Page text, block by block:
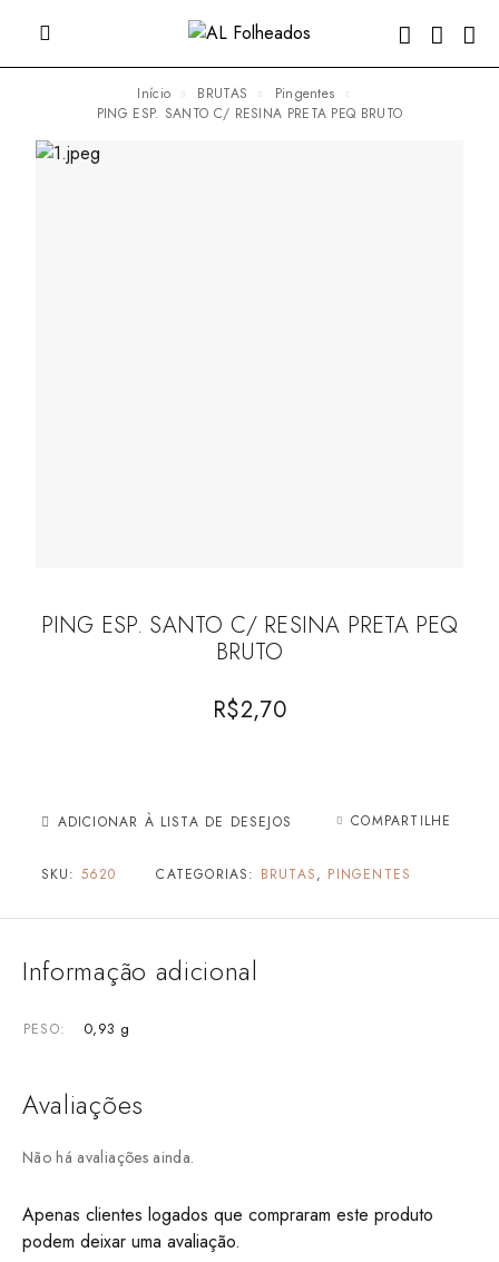
Início BRUTAS
Pingentes
PING ESP. SANTO C/ RESINA PRETA PEQ BRUTO
PING ESP. SANTO C/ RESINA PRETA PEQ
BRUTO
R$2,70
ADICIONAR À LISTA DE DESEJOS COMPARTILHE
SKU: 5620 CATEGORIAS: BRUTAS, PINGENTES
Informação adicional
PESO 0,93 g
Avaliações
Não há avaliações ainda.
Apenas clientes logados que compraram este produto
podem deixar uma avaliação.